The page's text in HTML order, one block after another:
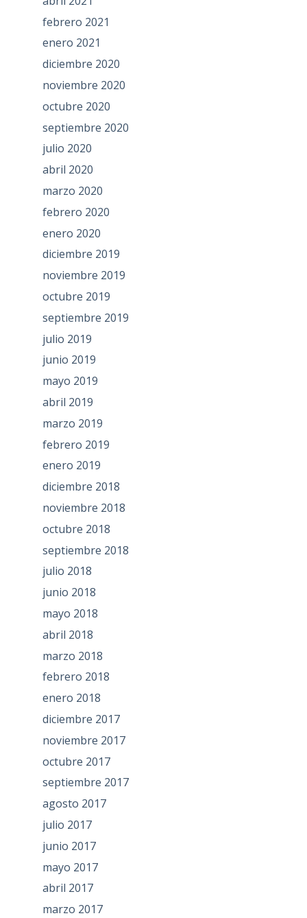
febrero 2021
enero 2021
diciembre 2020
noviembre 2020
octubre 2020
septiembre 2020
julio 2020
abril 2020
marzo 2020
febrero 2020
enero 2020
diciembre 2019
noviembre 2019
octubre 2019
septiembre 2019
julio 2019
junio 2019
mayo 2019
abril 2019
marzo 2019
febrero 2019
enero 2019
diciembre 2018
noviembre 2018
octubre 2018
septiembre 2018
julio 2018
junio 2018
mayo 2018
abril 2018
marzo 2018
febrero 2018
enero 2018
diciembre 2017
noviembre 2017
octubre 2017
septiembre 2017
agosto 2017
julio 2017
junio 2017
mayo 2017
abril 2017
marzo 2017